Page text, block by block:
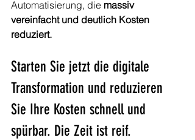
Automatisierung, die massiv
vereinfacht und deutlich Kosten
reduziert.
Starten Sie jetzt die digitale
Transformation und reduzieren
Sie Ihre Kosten schnell und
spürbar. Die Zeit ist reif.